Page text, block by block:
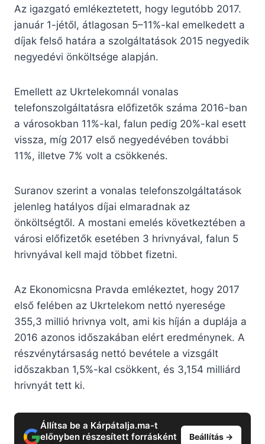
Az igazgató emlékeztetett, hogy legutóbb 2017.
január 1-jétől, átlagosan 5–11%-kal emelkedett a
díjak felső határa a szolgáltatások 2015 negyedik
negyedévi önköltsége alapján.
Emellett az Ukrtelekomnál vonalas
telefonszolgáltatásra előfizetők száma 2016-ban
a városokban 11%-kal, falun pedig 20%-kal esett
vissza, míg 2017 első negyedévében további
11%, illetve 7% volt a csökkenés.
Suranov szerint a vonalas telefonszolgáltatások
jelenleg hatályos díjai elmaradnak az
önköltségtől. A mostani emelés következtében a
városi előfizetők esetében 3 hrivnyával, falun 5
hrivnyával kell majd többet fizetni.
Az Ekonomicsna Pravda emlékeztet, hogy 2017
első felében az Ukrtelekom nettó nyeresége
355,3 millió hrivnya volt, ami kis híján a duplája a
2016 azonos időszakában elért eredménynek. A
részvénytársaság nettó bevétele a vizsgált
időszakban 1,5%-kal csökkent, és 3,154 milliárd
hrivnyát tett ki.
Állítsa be a Kárpátalja.ma-t
előnyben részesített forrásként
Beállítás →